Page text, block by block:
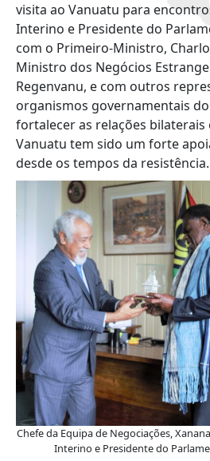
visita ao Vanuatu para
Interino e Presidente do
com o Primeiro-Ministro,
Ministro dos Negócios
Regenvanu, e com outros
organismos governamentais
fortalecer as relações bilaterais
Vanuatu tem sido um forte
desde os tempos da resistência.
Chefe da Equipa de Negociações,
Interino e Presidente do